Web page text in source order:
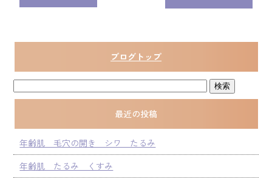
ブログトップ
最近の投稿
年齢肌 毛穴の開き シワ たるみ
年齢肌 たるみ くすみ